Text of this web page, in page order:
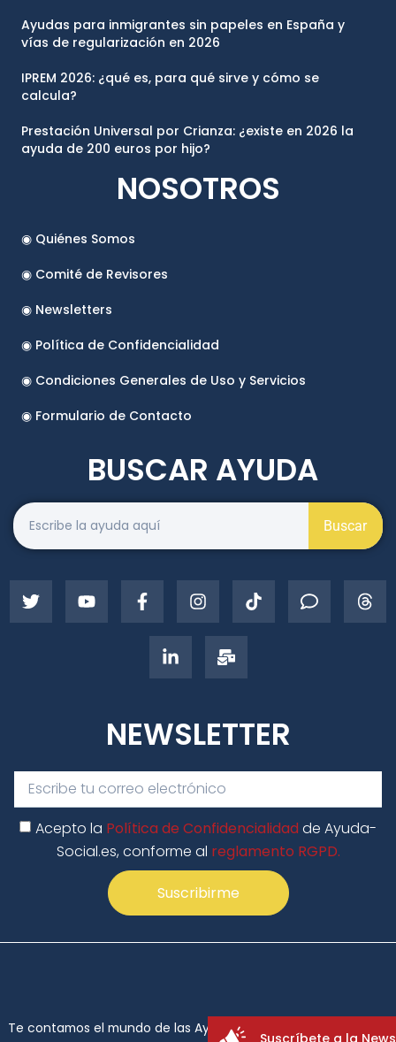
Ayudas para inmigrantes sin papeles en España y
vías de regularización en 2026
IPREM 2026: ¿qué es, para qué sirve y cómo se
calcula?
Prestación Universal por Crianza: ¿existe en 2026 la
ayuda de 200 euros por hijo?
NOSOTROS
◉ Quiénes Somos
◉ Comité de Revisores
◉ Newsletters
◉ Política de Confidencialidad
◉ Condiciones Generales de Uso y Servicios
◉ Formulario de Contacto
Buscar
BUSCAR AYUDA
NEWSLETTER
Acepto la Política de Confidencialidad de Ayuda-
Social.es, conforme al reglamento RGPD.
Suscribirme
Suscríbete a la